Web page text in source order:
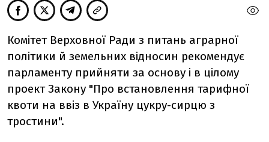
Комітет Верховної Ради з питань аграрної
політики й земельних відносин рекомендує
парламенту прийняти за основу і в цілому
проект Закону "Про встановлення тарифної
квоти на ввіз в Україну цукру-сирцю з
тростини".